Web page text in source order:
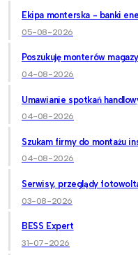
Ekipa monterska - banki
05-08-2026
Poszukuję monterów
04-08-2026
Umawianie spotkań
04-08-2026
Szukam firmy do montażu
04-08-2026
Serwisy, przeglądy
03-08-2026
BESS Expert
31-07-2026